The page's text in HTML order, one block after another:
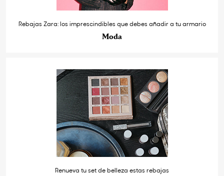
Rebajas Zara: los imprescindibles que debes añadir a tu armario
Moda
Renueva tu set de belleza estas rebajas